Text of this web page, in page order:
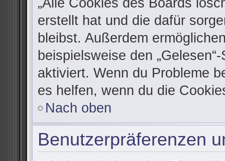
„Alle Cookies des Boards
erstellt hat und die dafür
bleibst. Außerdem
beispielsweise den
aktiviert. Wenn du Probleme
es helfen, wenn du die
Nach oben
Benutzerpräferenzen